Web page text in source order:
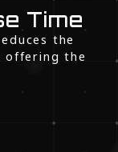
Time
the
offering the